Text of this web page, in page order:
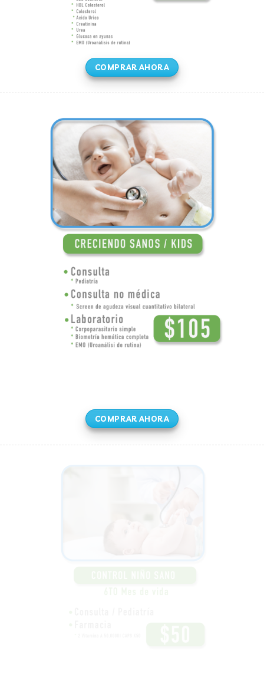
COMPRAR AHORA
COMPRAR AHORA